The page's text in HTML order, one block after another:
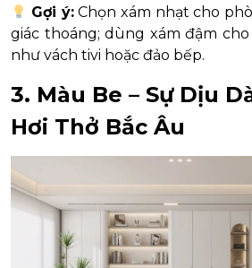
Gợi ý:Chọn xám nhạt cho
giác thoáng; dùng xám đậm
như vách tivi hoặc đảo bếp.
3. Màu Be – Sự Dịu
Hơi Thở Bắc Âu